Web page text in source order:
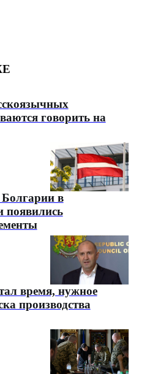
говорить на
в
появились
время, нужное
производства